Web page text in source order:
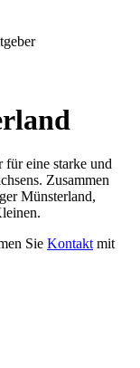
für eine starke und
Zusammen
Münsterland,
Sie Kontakt mit